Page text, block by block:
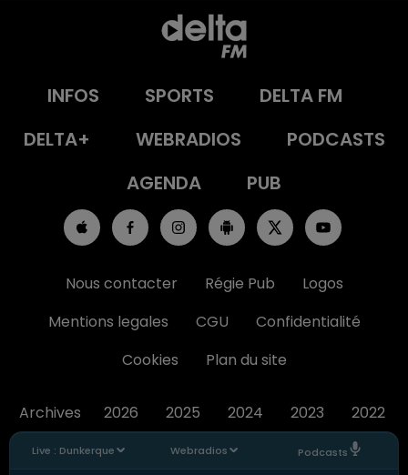
Live : Dunkerque Webradios Podcasts
INFOS SPORTS
DELTA FM
DELTA+
WEBRADIOS
PODCASTS
AGENDA
PUB
Nous contacter Régie Pub
Logos
Mentions legales
CGU
Confidentialité
Cookies
Plan du site
Archives 2026 2025 2024 2023 2022